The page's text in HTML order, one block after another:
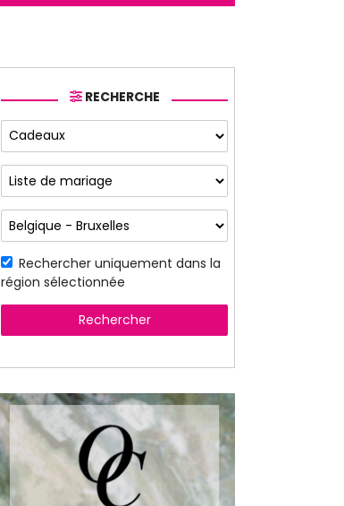
RECHERCHE
Rechercher uniquement dans la
région sélectionnée
Rechercher